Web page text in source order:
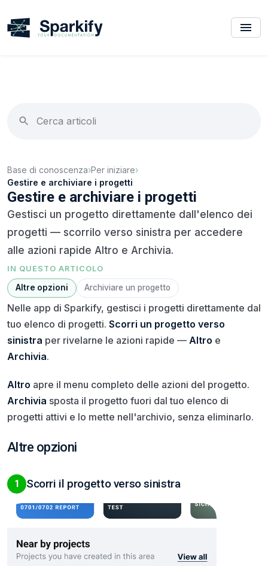
Base di conoscenza›Per iniziare›
Gestire e archiviare i progetti
Gestire e archiviare i progetti
Gestisci un progetto direttamente dall'elenco dei
progetti — scorrilo verso sinistra per accedere
alle azioni rapide Altro e Archivia.
IN QUESTO ARTICOLO
Altre opzioni Archiviare un progetto
Nelle app di Sparkify, gestisci i progetti direttamente dal
tuo elenco di progetti. Scorri un progetto verso
sinistra per rivelarne le azioni rapide — Altro e
Archivia.
Altro apre il menu completo delle azioni del progetto.
Archivia sposta il progetto fuori dal tuo elenco di
progetti attivi e lo mette nell'archivio, senza eliminarlo.
Altre opzioni
1 Scorri il progetto verso sinistra